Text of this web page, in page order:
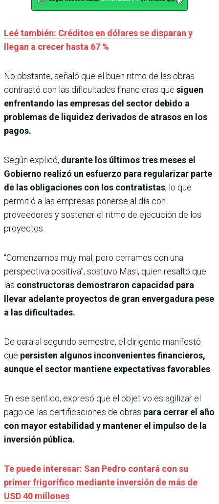
Leé también: Créditos en dólares se disparan y
llegan a crecer hasta 67 %
No obstante, señaló que el buen ritmo de las obras
contrastó con las dificultades financieras que siguen
enfrentando las empresas del sector debido a
problemas de liquidez derivados de atrasos en los
pagos.
Según explicó, durante los últimos tres meses el
Gobierno realizó un esfuerzo para regularizar parte
de las obligaciones con los contratistas, lo que
permitió a las empresas ponerse al día con
proveedores y sostener el ritmo de ejecución de los
proyectos.
“Comenzamos muy mal, pero cerramos con una
perspectiva positiva”, sostuvo Masi, quien resaltó que
las constructoras demostraron capacidad para
llevar adelante proyectos de gran envergadura pese
a las dificultades.
De cara al segundo semestre, el dirigente manifestó
que persisten algunos inconvenientes financieros,
aunque el sector mantiene expectativas favorables.
En ese sentido, expresó que el objetivo es agilizar el
pago de las certificaciones de obras para cerrar el año
con mayor estabilidad y mantener el impulso de la
inversión pública.
Te puede interesar: San Pedro contará con su
primer frigorífico mediante inversión de más de
USD 40 millones